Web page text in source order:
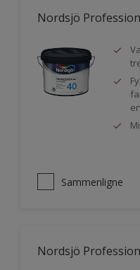
Nordsjö
Sammenligne
Nordsjö